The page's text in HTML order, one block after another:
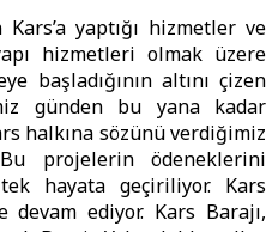
yaptığı hizmetler ve
hizmetleri olmak üzere
başladığının altını çizen
günden bu yana kadar
halkına sözünü verdiğimiz
projelerin ödeneklerini
hayata geçiriliyor. Kars
ediyor. Kars Barajı,